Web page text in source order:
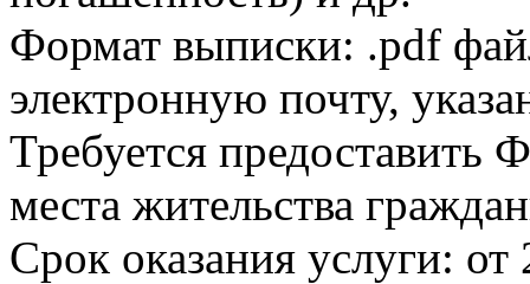
Формат выписки: .pdf
электронную почту,
Требуется
места жительства
Срок оказания услуги: от